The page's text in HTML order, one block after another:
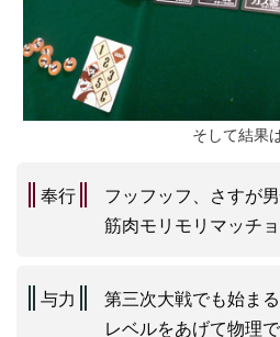
そして結果
奉行
フッフッフ、さすが
筋肉モリモリマッチョ
与力
第三次大戦でも始ま
レベルをあげて物理